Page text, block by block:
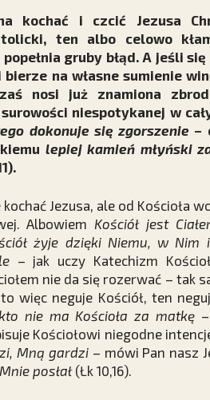
kochać i czcić Jezusa
ten albo celowo
gruby błąd. A jeśli
na własne sumienie
nosi już znamiona
niespotykanej w
dokonuje się zgorszenie –
lepiej kamień młyński
Jezusa, ale od Kościoła
Albowiem Kościół jest
żyje dzięki Niemu, w
– jak uczy Katechizm
nie da się rozerwać – tak
więc neguje Kościół, ten
nie ma Kościoła za matkę–
Kościołowi niegodne
Mną gardzi – mówi Pan nasz
posłał(Łk 10,16).